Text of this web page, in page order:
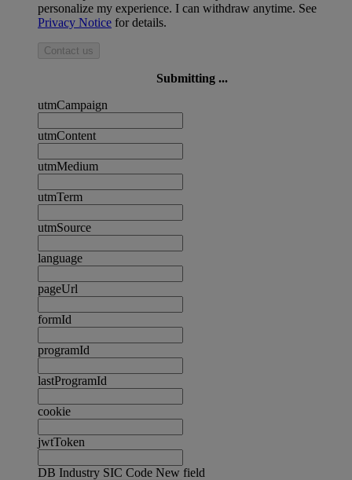
personalize my experience. I can withdraw anytime. See
Privacy Notice for details.
Contact us
Submitting ...
utmCampaign
utmContent
utmMedium
utmTerm
utmSource
language
pageUrl
formId
programId
lastProgramId
cookie
jwtToken
DB Industry SIC Code New field